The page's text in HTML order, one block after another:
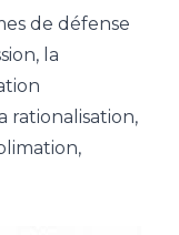
de défense
la
rationalisation,